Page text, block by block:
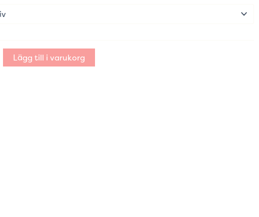
Lägg till i varukorg